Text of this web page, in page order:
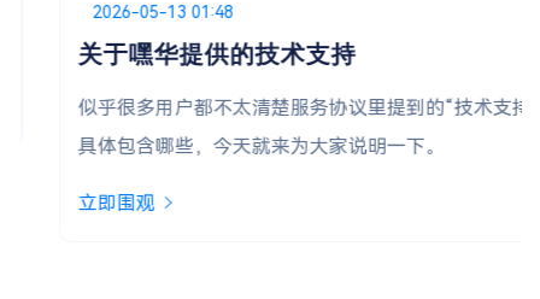
Posted on
2026-05-13 01:48
关于嘿华提供的技术支持
似乎很多用户都不太清楚服务协议里提到的“技术支持”
具体包含哪些，今天就来为大家说明一下。
立即围观